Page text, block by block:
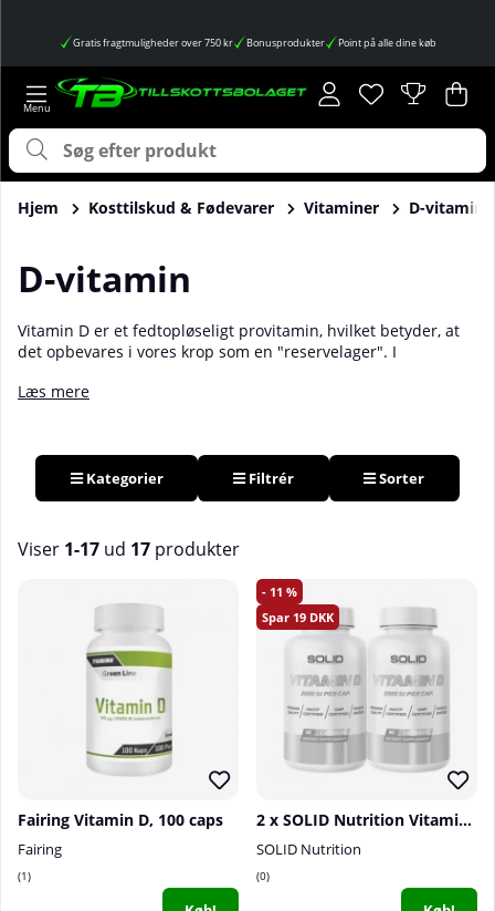
Gratis fragtmuligheder over 750 kr Bonusprodukter Point på alle dine køb
Ønskeliste
Antal på
. .
Hjem Kosttilskud & Fødevarer Vitaminer D-vitamin
D-vitamin
Vitamin D er et fedtopløseligt provitamin, hvilket betyder, at
det opbevares i vores krop som en "reservelager". I
producere al den nødvendige D-vitamin, så længe den
at have D-vitaminmangel, hvilket blandt andet kan forårsage
træthed, muskelsvaghed og koncentrationsbesvær. Ved at
supplere din ernæringsrige kost med et tilskud kan du
Tillskottsbolaget!
Læs mere
Kategorier Filtrér Sorter
Viser 1-17 ud 17 produkter
Fairing Vitamin D, 100 caps
Fairing
1
11
19
2 x SOLID Nutrition Vitamin D, 90 caps
SOLID Nutrition
0